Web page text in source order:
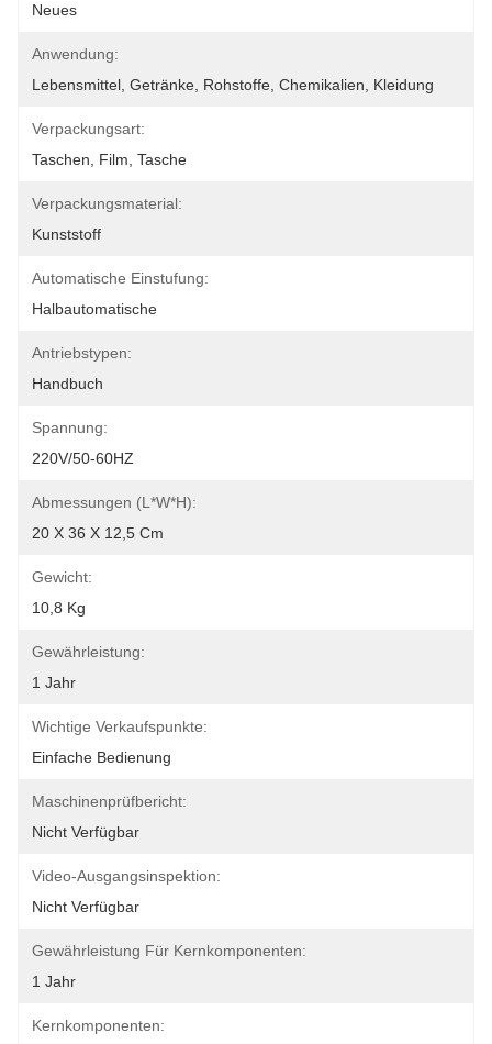
Neues
Anwendung:
Lebensmittel, Getränke, Rohstoffe, Chemikalien, Kleidung
Verpackungsart:
Taschen, Film, Tasche
Verpackungsmaterial:
Kunststoff
Automatische Einstufung:
Halbautomatische
Antriebstypen:
Handbuch
Spannung:
220V/50-60HZ
Abmessungen (L*W*H):
20 X 36 X 12,5 Cm
Gewicht:
10,8 Kg
Gewährleistung:
1 Jahr
Wichtige Verkaufspunkte:
Einfache Bedienung
Maschinenprüfbericht:
Nicht Verfügbar
Video-Ausgangsinspektion:
Nicht Verfügbar
Gewährleistung Für Kernkomponenten:
1 Jahr
Kernkomponenten: